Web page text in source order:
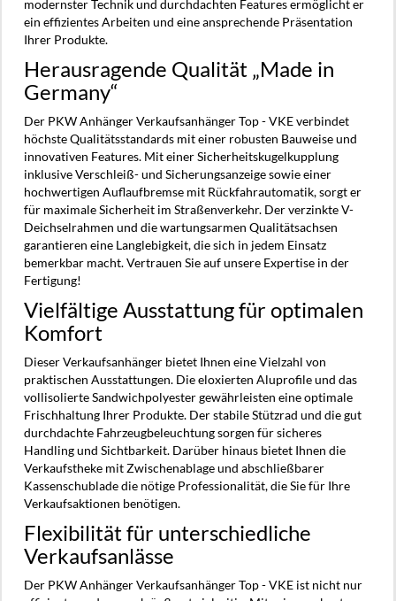
modernster Technik und durchdachten Features ermöglicht er
ein effizientes Arbeiten und eine ansprechende Präsentation
Ihrer Produkte.
Herausragende Qualität „Made in
Germany“
Der PKW Anhänger Verkaufsanhänger Top - VKE verbindet
höchste Qualitätsstandards mit einer robusten Bauweise und
innovativen Features. Mit einer Sicherheitskugelkupplung
inklusive Verschleiß- und Sicherungsanzeige sowie einer
hochwertigen Auflaufbremse mit Rückfahrautomatik, sorgt er
für maximale Sicherheit im Straßenverkehr. Der verzinkte V-
Deichselrahmen und die wartungsarmen Qualitätsachsen
garantieren eine Langlebigkeit, die sich in jedem Einsatz
bemerkbar macht. Vertrauen Sie auf unsere Expertise in der
Fertigung!
Vielfältige Ausstattung für optimalen
Komfort
Dieser Verkaufsanhänger bietet Ihnen eine Vielzahl von
praktischen Ausstattungen. Die eloxierten Aluprofile und das
vollisolierte Sandwichpolyester gewährleisten eine optimale
Frischhaltung Ihrer Produkte. Der stabile Stützrad und die gut
durchdachte Fahrzeugbeleuchtung sorgen für sicheres
Handling und Sichtbarkeit. Darüber hinaus bietet Ihnen die
Verkaufstheke mit Zwischenablage und abschließbarer
Kassenschublade die nötige Professionalität, die Sie für Ihre
Verkaufsaktionen benötigen.
Flexibilität für unterschiedliche
Verkaufsanlässe
Der PKW Anhänger Verkaufsanhänger Top - VKE ist nicht nur